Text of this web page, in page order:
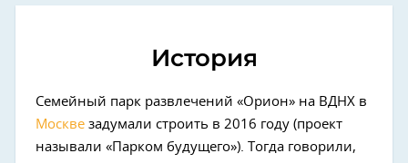
История
Семейный парк развлечений «Орион» на ВДНХ в
Москве задумали строить в 2016 году (проект
называли «Парком будущего»). Тогда говорили,